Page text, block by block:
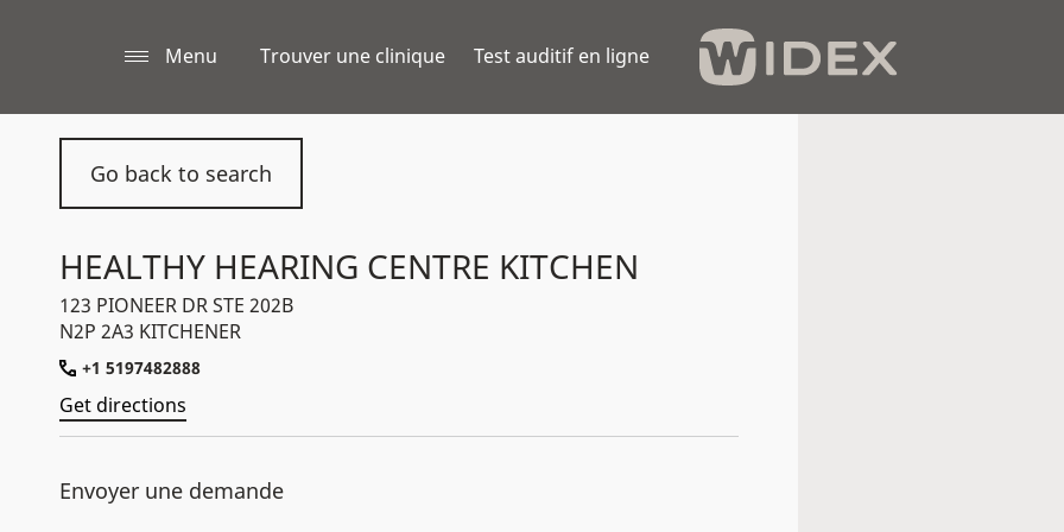
Menu Trouver une clinique Test auditif en ligne
Go back to search
HEALTHY HEARING CENTRE KITCHEN
123 PIONEER DR STE 202B
N2P 2A3 KITCHENER
+1 5197482888
Get directions
Envoyer une demande